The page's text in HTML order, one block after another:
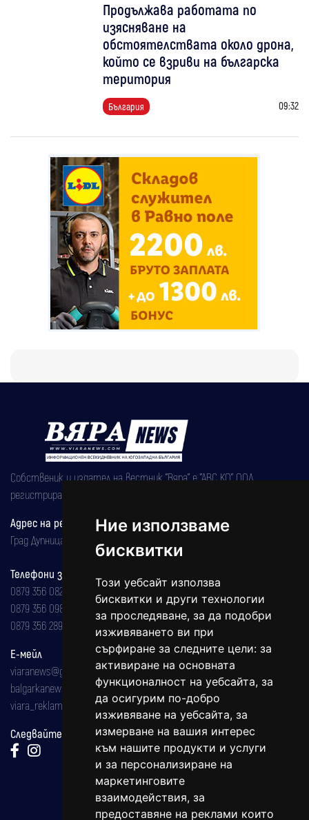
Ние използваме
бисквитки
Този уебсайт използва
бисквитки и други технологии
за проследяване, за да подобри
изживяването ви при
сърфиране за следните цели: за
активиране на основната
функционалност на уебсайта, за
да осигурим по-добро
изживяване на уебсайта, за
измерване на вашия интерес
към нашите продукти и услуги
и за персонализиране на
маркетинговите
взаимодействия, за
предоставяне на реклами които
Продължава работата по
изясняване на
обстоятелствата около дрона,
който се взриви на българска
територия
България 09:32
Собственик и издател на вестник "Вяра" е "АВС КО" ООД,
регистрирана на 08.05.2002 година.
Адрес на редакцията
Град Дупница, ул.''Христо Ботев" 43
Телефони за реклама и абонаменти
0879 356 082
0879 356 098
0879 356 289
Е-мейл
viaranews@gmail.com
balgarkanews@gmail.com
viara_reklama@mail.bg
Следвайте ни: